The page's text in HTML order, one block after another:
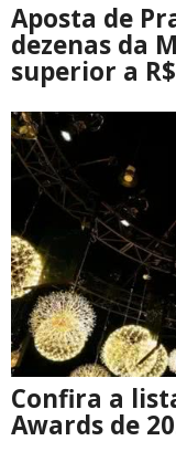
Aposta de
dezenas da
superior a
Confira a
Awards de